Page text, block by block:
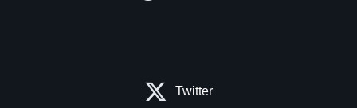
Twitter